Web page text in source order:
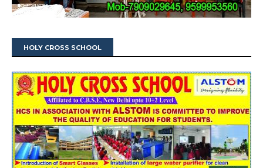
HOLY CROSS SCHOOL